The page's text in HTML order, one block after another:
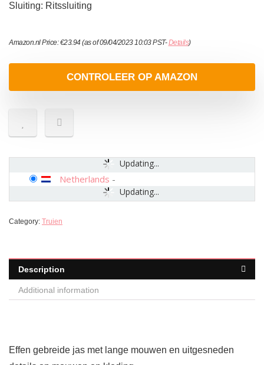
Sluiting: Ritssluiting
Amazon.nl Price:€23.94(as of 09/04/2023 10:03 PST-Details)
CONTROLEER OP AMAZON
Updating...
Updating...
Netherlands -
Category: Truien
Description
Additional information
Effen gebreide jas met lange mouwen en uitgesneden